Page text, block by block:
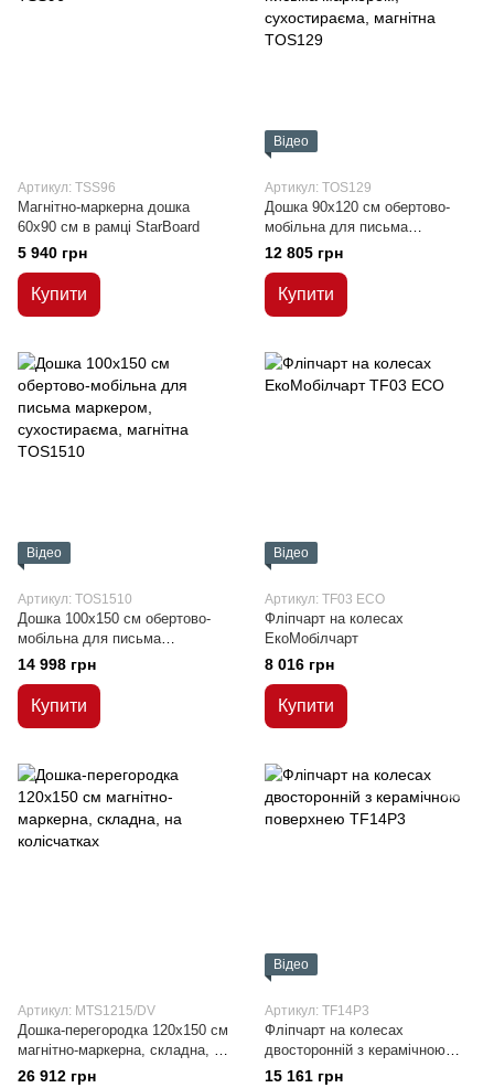
Артикул: TSS96
Магнітно-маркерна дошка
60x90 см в рамці StarBoard
5 940 грн
Купити
Відео
Артикул: TOS129
Дошка 90x120 см обертово-
мобільна для письма
маркером, сухостираєма,
12 805 грн
Купити
Відео
Артикул: TOS1510
Дошка 100x150 см обертово-
мобільна для письма
маркером, сухостираєма,
14 998 грн
Купити
Відео
Артикул: TF03 ECO
Фліпчарт на колесах
ЕкоМобілчарт
8 016 грн
Купити
Артикул: MTS1215/DV
Дошка-перегородка 120x150 см
магнітно-маркерна, складна, на
колісчатках
26 912 грн
Відео
Артикул: TF14P3
Фліпчарт на колесах
двосторонній з керамічною
поверхнею
15 161 грн